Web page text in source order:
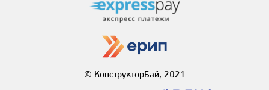
© КонструкторБай, 2021